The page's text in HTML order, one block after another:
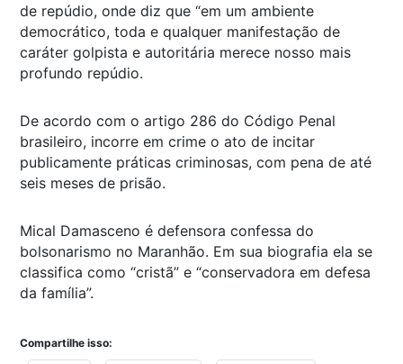
de repúdio, onde diz que “em um ambiente
democrático, toda e qualquer manifestação de
caráter golpista e autoritária merece nosso mais
profundo repúdio.
De acordo com o artigo 286 do Código Penal
brasileiro, incorre em crime o ato de incitar
publicamente práticas criminosas, com pena de até
seis meses de prisão.
Mical Damasceno é defensora confessa do
bolsonarismo no Maranhão. Em sua biografia ela se
classifica como “cristã” e “conservadora em defesa
da família”.
Compartilhe isso: